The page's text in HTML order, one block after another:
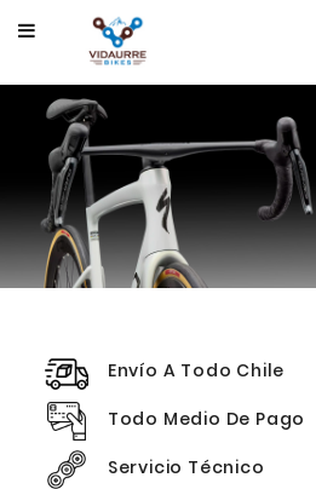
CATEGORY
BICICLETAS
PRODUCTOS
USADAS
OFERTAS
Envío A Todo Chile
Todo Medio De Pago
Servicio Técnico